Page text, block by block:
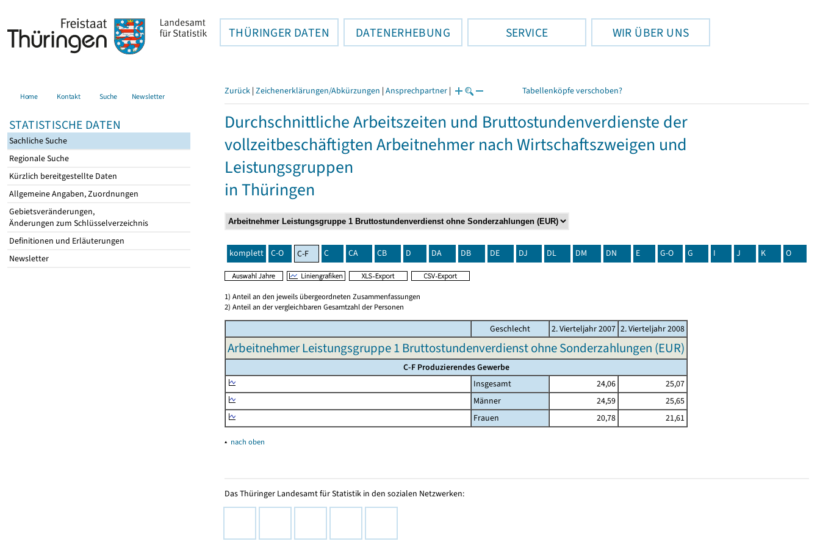
THÜRINGER DATEN DATENERHEBUNG SERVICE WIR ÜBER UNS
Home Kontakt Suche Newsletter
STATISTISCHE DATEN
Sachliche Suche
Regionale Suche
Kürzlich bereitgestellte Daten
Allgemeine Angaben, Zuordnungen
Gebietsveränderungen,
Änderungen zum Schlüsselverzeichnis
Definitionen und Erläuterungen
Newsletter
Zurück | Zeichenerklärungen/Abkürzungen | Ansprechpartner | Tabellenköpfe verschoben?
Durchschnittliche Arbeitszeiten und Bruttostundenverdienste der
vollzeitbeschäftigten Arbeitnehmer nach Wirtschaftszweigen und
Leistungsgruppen
in Thüringen
komplett C-O C-F C CA CB D DA DB DE DJ DL DM DN E G-O G I J K O
1) Anteil an den jeweils übergeordneten Zusammenfassungen
2) Anteil an der vergleichbaren Gesamtzahl der Personen
Geschlecht 2. Vierteljahr 2007 2. Vierteljahr 2008
Arbeitnehmer Leistungsgruppe 1 Bruttostundenverdienst ohne Sonderzahlungen (EUR)
C-F Produzierendes Gewerbe
Insgesamt
24,06
25,07
Männer
24,59
25,65
Frauen
20,78 21,61
▴ nach oben
Das Thüringer Landesamt für Statistik in den sozialen Netzwerken: